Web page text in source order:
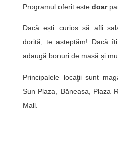
Programul oferit este doar
Dacă ești curios să afli
dorită, te așteptăm! Dacă
adaugă bonuri de masă și
Principalele locaţii sunt
Sun Plaza, Băneasa, Plaza
Mall.